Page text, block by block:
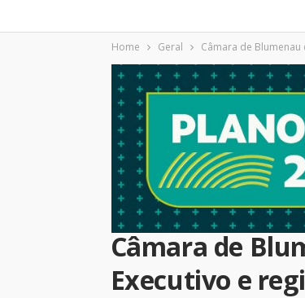
Home Geral Câmara de
Câmara de
Executivo e